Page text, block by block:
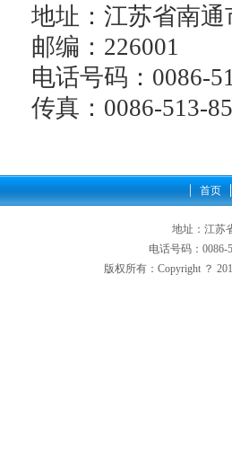
地址：江苏省南通
邮编：226001
电话号码：0086-
传真：0086-513-
首页
地址：江苏
电话号码：0086-
版权所有：Copyright ？